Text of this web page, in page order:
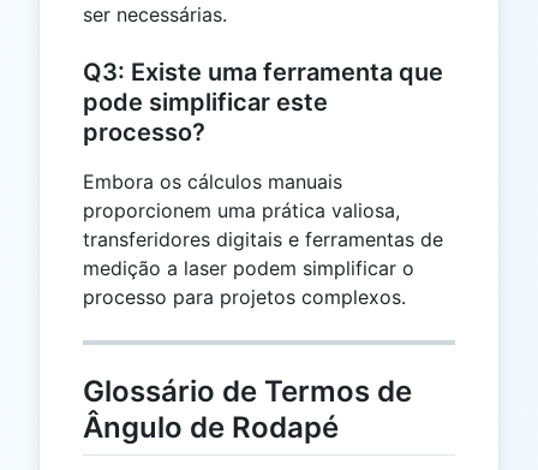
ser necessárias.
Q3: Existe uma ferramenta que
pode simplificar este
processo?
Embora os cálculos manuais
proporcionem uma prática valiosa,
transferidores digitais e ferramentas de
medição a laser podem simplificar o
processo para projetos complexos.
Glossário de Termos de
Ângulo de Rodapé